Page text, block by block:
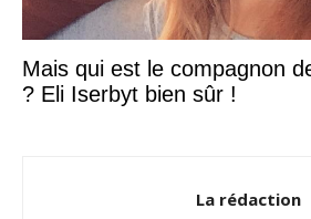
Mais qui est le compagnon
? Eli Iserbyt bien sûr !
La rédaction